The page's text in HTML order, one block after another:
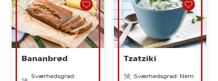
Bananbrød
Sværhedsgrad:
Tzatziki
Sværhedsgrad: Nem